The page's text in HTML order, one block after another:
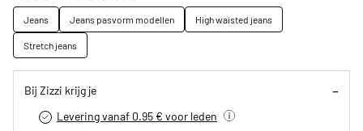
Jeans Jeans pasvorm modellen
High waisted jeans
Stretch jeans
Bij Zizzi krijg je
Levering vanaf 0.95 € voor leden